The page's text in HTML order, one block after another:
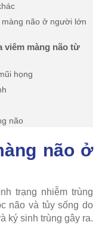
não ở người lớn
viêm màng não từ
họng
não
não ở
trạng nhiễm trùng
não và tủy sống do
ký sinh trùng gây ra.